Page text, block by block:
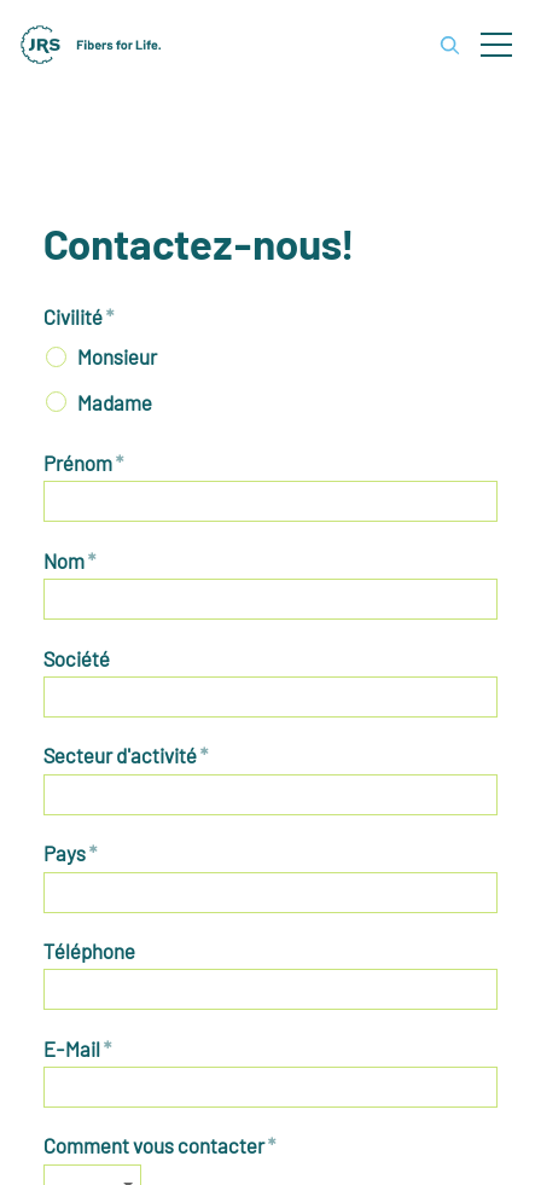
Contactez-nous!
Civilité*
Monsieur
Madame
Prénom*
Nom*
Société
Secteur d'activité*
Pays*
Téléphone
E-Mail*
Comment vous contacter*